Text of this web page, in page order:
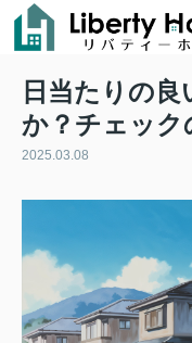
日当たりの
か？チェック
2025.03.08